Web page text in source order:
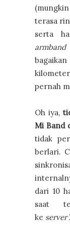
terasa
serta
armband
pernah
Oh iya,
Mi Band
tidak
berlari.
dari 10
saat
ke server